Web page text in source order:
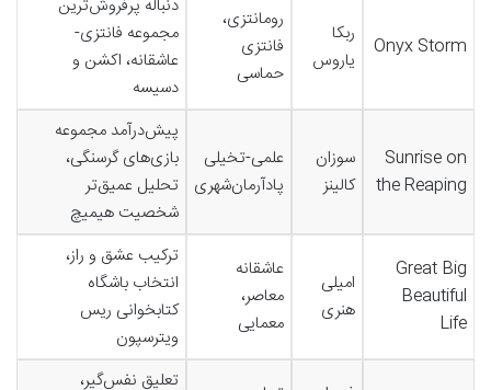
Onyx Storm
ربکا
یاروس
رومانتزی،
فانتزی
حماسی
دنباله پرفروش‌ترین
مجموعه فانتزی-
عاشقانه، اکشن و
دسیسه
Sunrise on
the Reaping
سوزان
کالینز
علمی-تخیلی
پادآرمان‌شهری
پیش‌درآمد مجموعه
بازی‌های گرسنگی،
تحلیل عمیق‌تر
شخصیت هیمیچ
Great Big
Beautiful
Life
امیلی
هنری
عاشقانه
معاصر،
معمایی
ترکیب عشق و راز،
انتخاب باشگاه
کتابخوانی ریس
ویترسپون
تعلیق نفس‌گیر،